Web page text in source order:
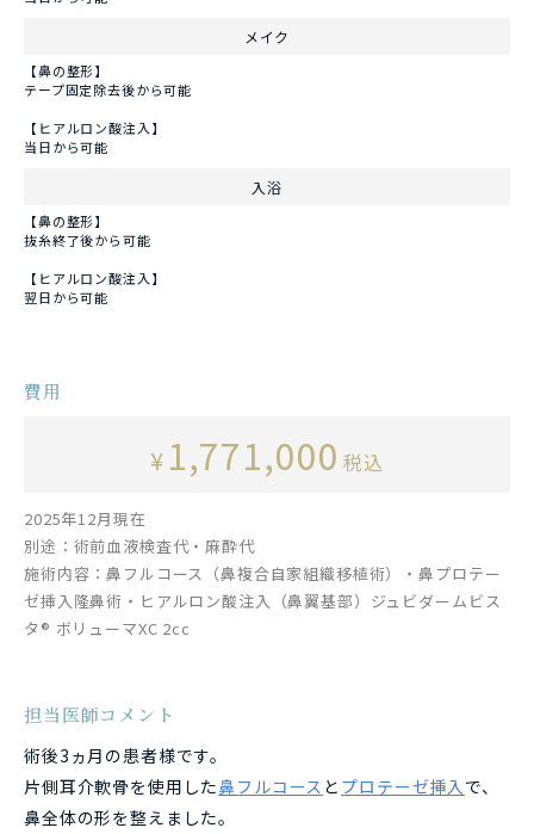
メイク
【鼻の整形】
テープ固定除去後から可能
【ヒアルロン酸注入】
当日から可能
入浴
【鼻の整形】
抜糸終了後から可能
【ヒアルロン酸注入】
翌日から可能
費用
¥ 1,771,000 税込
2025年12月現在
別途：術前血液検査代・麻酔代
施術内容：鼻フルコース（鼻複合自家組織移植術）・鼻プロテー
ゼ挿入隆鼻術・ヒアルロン酸注入（鼻翼基部）ジュビダームビス
タ® ボリューマXC 2cc
担当医師コメント
術後3ヵ月の患者様です。
片側耳介軟骨を使用した鼻フルコース と プロテーゼ挿入で、
鼻全体の形を整えました。